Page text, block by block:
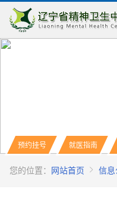
预约挂号 就医指南
您的位置： 网站首页 信